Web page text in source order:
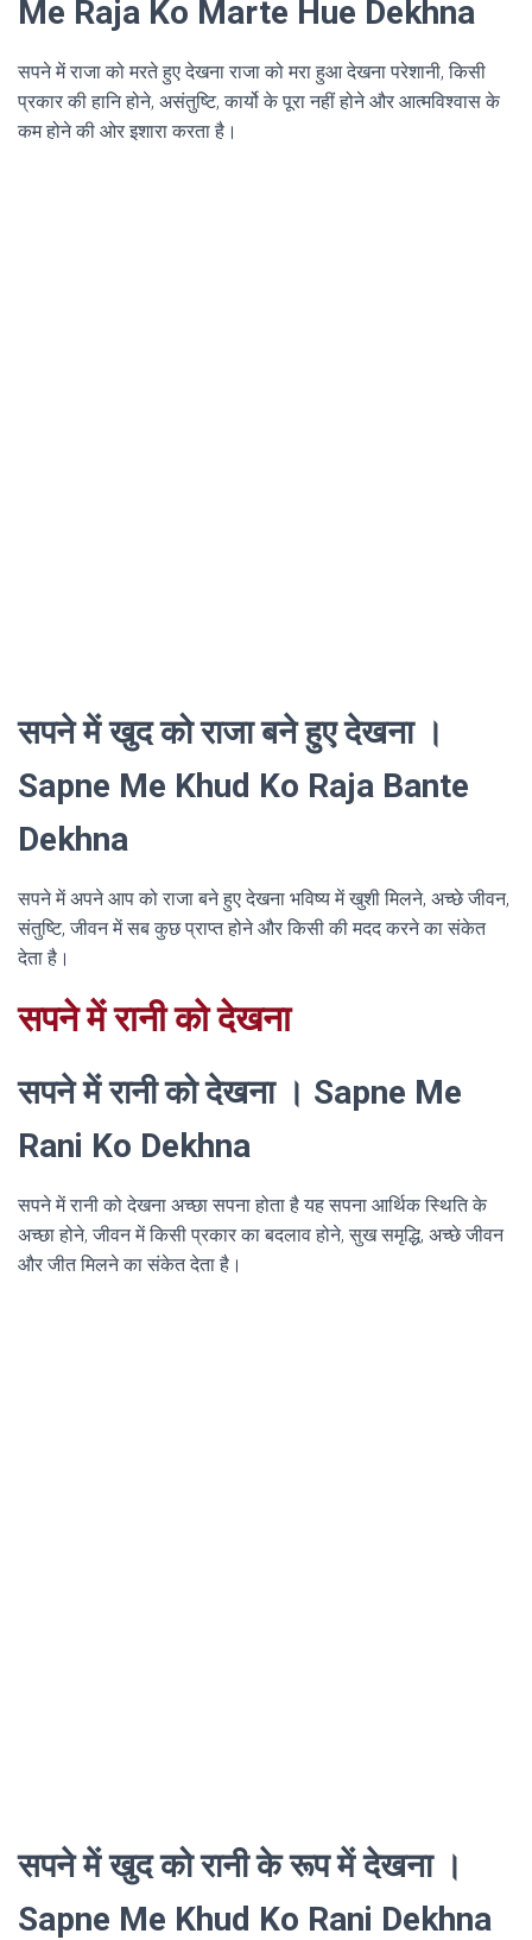
Me Raja Ko Marte Hue Dekhna
सपने में राजा को मरते हुए देखना राजा को मरा हुआ देखना परेशानी, किसी
प्रकार की हानि होने, असंतुष्टि, कार्यो के पूरा नहीं होने और आत्मविश्वास के
कम होने की ओर इशारा करता है।
सपने में खुद को राजा बने हुए देखना ।
Sapne Me Khud Ko Raja Bante
Dekhna
सपने में अपने आप को राजा बने हुए देखना भविष्य में खुशी मिलने, अच्छे जीवन,
संतुष्टि, जीवन में सब कुछ प्राप्त होने और किसी की मदद करने का संकेत
देता है।
सपने में रानी को देखना
सपने में रानी को देखना । Sapne Me
Rani Ko Dekhna
सपने में रानी को देखना अच्छा सपना होता है यह सपना आर्थिक स्थिति के
अच्छा होने, जीवन में किसी प्रकार का बदलाव होने, सुख समृद्धि, अच्छे जीवन
और जीत मिलने का संकेत देता है।
सपने में खुद को रानी के रूप में देखना ।
Sapne Me Khud Ko Rani Dekhna